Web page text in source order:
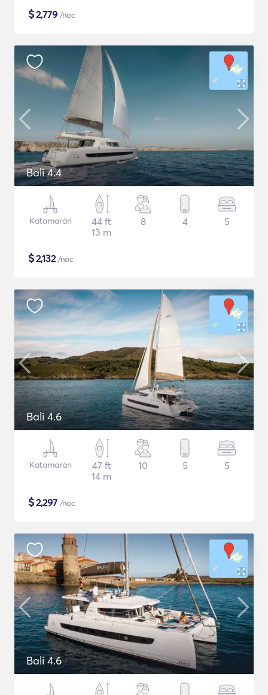
$2,779 /noc
Bali 4.4
Katamarán
44 ft
13 m
8 4 5
$2,132/noc
Bali 4.6
Katamarán
47 ft
14 m
10 5 5
$2,297 /noc
Bali 4.6